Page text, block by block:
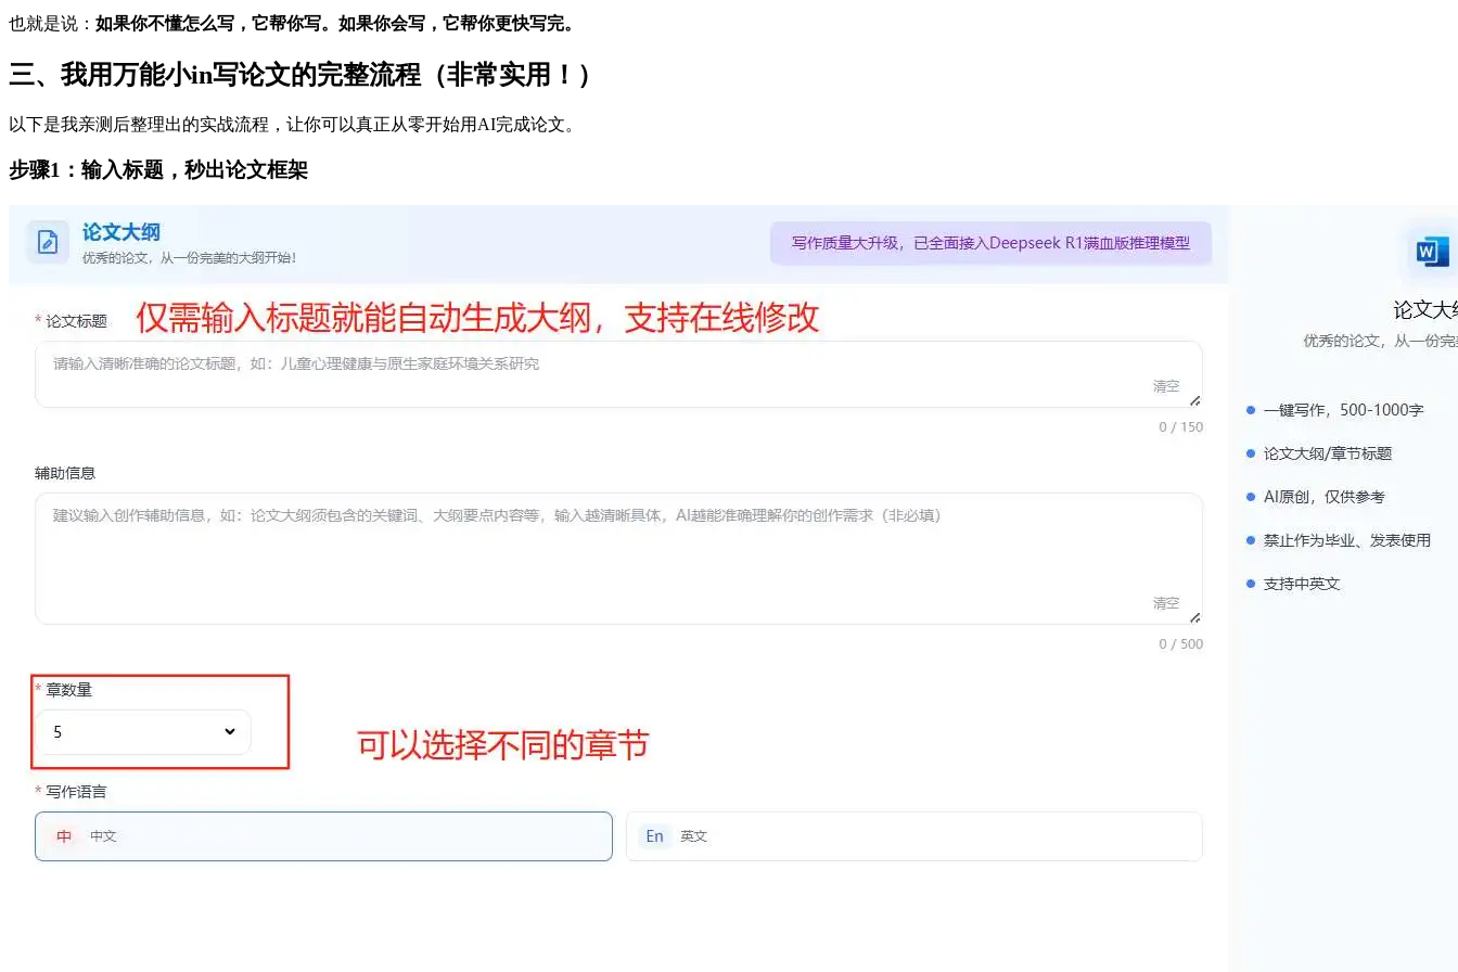
也就是说： 如果你不懂怎么写，它帮你写。如果你会写，它帮你更快写完。
三、我用万能小in写论文的完整流程（非常实用！）
以下是我亲测后整理出的实战流程，让你可以真正从零开始用AI完成论文。
步骤1：输入标题，秒出论文框架